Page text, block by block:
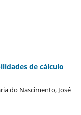
de cálculo
do Nascimento, José